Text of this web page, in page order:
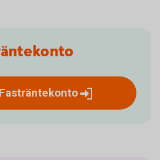
Fasträntekonto